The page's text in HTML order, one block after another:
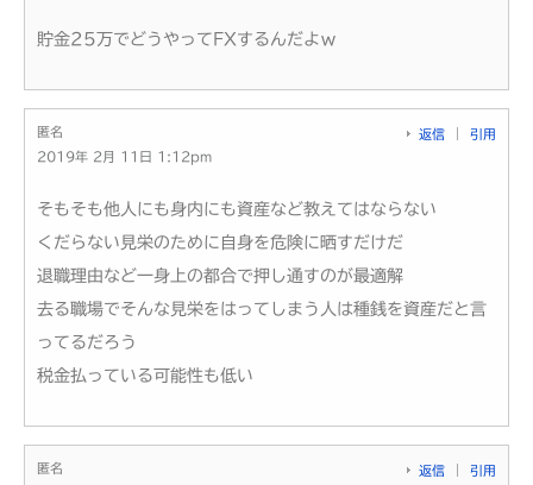
貯金25万でどうやってFXするんだよｗ
匿名
2019年 2月 11日 1:12pm
返信 引用
そもそも他人にも身内にも資産など教えてはならない
くだらない見栄のために自身を危険に晒すだけだ
退職理由など一身上の都合で押し通すのが最適解
去る職場でそんな見栄をはってしまう人は種銭を資産だと言
ってるだろう
税金払っている可能性も低い
匿名
返信 引用